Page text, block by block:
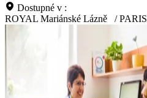
Dostupné v :
ROYAL Mariánské Lázně
/